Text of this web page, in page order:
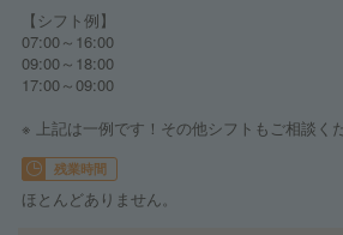
【シフト例】
07:00～16:00
09:00～18:00
17:00～09:00
※ 上記は一例です！その他シフトもご相談く
残業時間
ほとんどありません。